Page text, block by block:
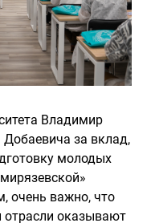
Владимир
Добаевича за вклад,
молодых
очень важно, что
отрасли оказывают